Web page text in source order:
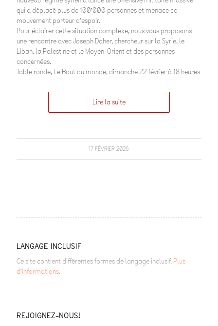
qui a déplacé plus de 100’000 personnes et menace ce
mouvement porteur d’espoir.
Pour éclairer cette situation complexe, nous vous proposons
une rencontre avec Joseph Daher, chercheur sur la Syrie, le
Liban, la Palestine et le Moyen-Orient et des personnes
concernées.
Table ronde, Le Bout du monde, dimanche 22 février à 18 heures
Lire la suite
17 FÉVRIER 2026
LANGAGE INCLUSIF
Ce site contient différentes formes de langage inclusif. Plus
d’informations.
REJOIGNEZ-NOUS!